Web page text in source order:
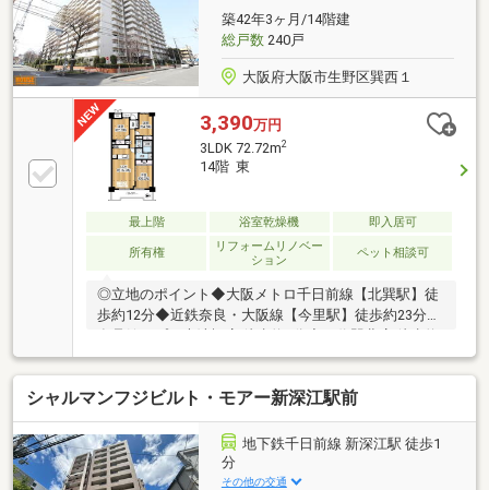
かった方もお気軽にご相談ください。無理のない返済
計画を一緒に考え、安心して新生活を迎えられるよう
全力でサポートいたします。
築42年3ヶ月/14階建
総戸数240戸
大阪府大阪市生野区巽西１
3,390万円
3LDK 72.72m2
14階 東
最上階 浴室乾燥機 即入居可
所有権
リフォームリノベー
ション
ペット相談可
◎立地のポイント◆大阪メトロ千日前線【北巽駅】徒
歩約12分◆近鉄奈良・大阪線【今里駅】徒歩約23分◆
8分 ◎物件のポイント◆大切なペットと暮らせます
（飼育細則有）◆【全室リフォーム済】ぜひ現地にて
綺麗な住まいをご覧下さい◆リビングは東向きの朝日
が差込むお部屋◆開放感と一体感が増す人気の対面キ
ッチン採用◆食洗機×浴室乾燥暖房機・追焚機能完備
◆便利な全居室収納スペース付◆総戸数240戸・管理
体制も良好※右下の電話ボタン（フリーダイヤル）か
シャルマンフジビルト・モアー新深江駅前
地下鉄千日前線 新深江駅 徒歩1
分
その他の交通